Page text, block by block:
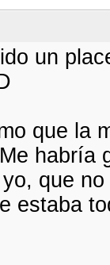
un
que la
habría
que
estaba